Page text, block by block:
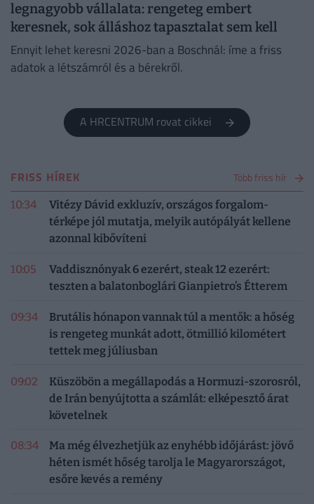
legnagyobb vállalata: rengeteg embert
keresnek, sok álláshoz tapasztalat sem kell
Ennyit lehet keresni 2026-ban a Boschnál: íme a friss
adatok a létszámról és a bérekről.
A HRCENTRUM rovat cikkei
FRISS HÍREK Több friss hír
10:34
Vitézy Dávid exkluzív, országos forgalom-
térképe jól mutatja, melyik autópályát kellene
azonnal kibővíteni
10:05
Vaddisznónyak 6 ezerért, steak 12 ezerért:
teszten a balatonboglári Gianpietro’s Étterem
09:34
Brutális hónapon vannak túl a mentők: a hőség
is rengeteg munkát adott, ötmillió kilométert
tettek meg júliusban
09:02
Küszöbön a megállapodás a Hormuzi-szorosról,
de Irán benyújtotta a számlát: elképesztő árat
követelnek
08:34
Ma még élvezhetjük az enyhébb időjárást: jövő
héten ismét hőség tarolja le Magyarországot,
esőre kevés a remény